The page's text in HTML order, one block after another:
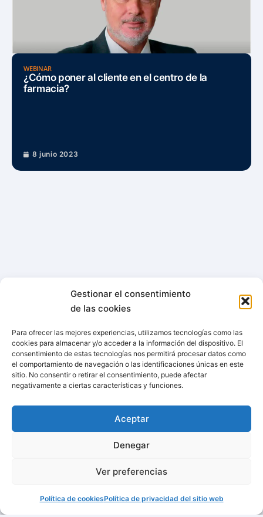
Gestionar el consentimiento
de las cookies
Para ofrecer las mejores experiencias, utilizamos tecnologías como las
cookies para almacenar y/o acceder a la información del dispositivo. El
consentimiento de estas tecnologías nos permitirá procesar datos como
el comportamiento de navegación o las identificaciones únicas en este
sitio. No consentir o retirar el consentimiento, puede afectar
negativamente a ciertas características y funciones.
Aceptar
Denegar
Ver preferencias
Política de cookiesPolítica de privacidad del sitio web
WEBINAR
¿Cómo poner al cliente en el centro de la
farmacia?
8 junio 2023